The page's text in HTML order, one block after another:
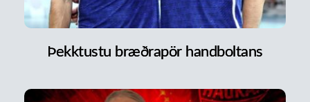
Þekktustu bræðrapör handboltans